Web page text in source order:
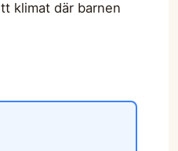
klimat där barnen